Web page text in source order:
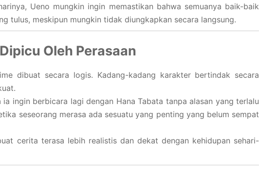
Ueno mungkin ingin memastikan bahwa semuanya baik-baik
tulus, meskipun mungkin tidak diungkapkan secara langsung.
Oleh Perasaan
dibuat secara logis. Kadang-kadang karakter bertindak secara
ingin berbicara lagi dengan Hana Tabata tanpa alasan yang terlalu
seseorang merasa ada sesuatu yang penting yang belum sempat
cerita terasa lebih realistis dan dekat dengan kehidupan sehari-